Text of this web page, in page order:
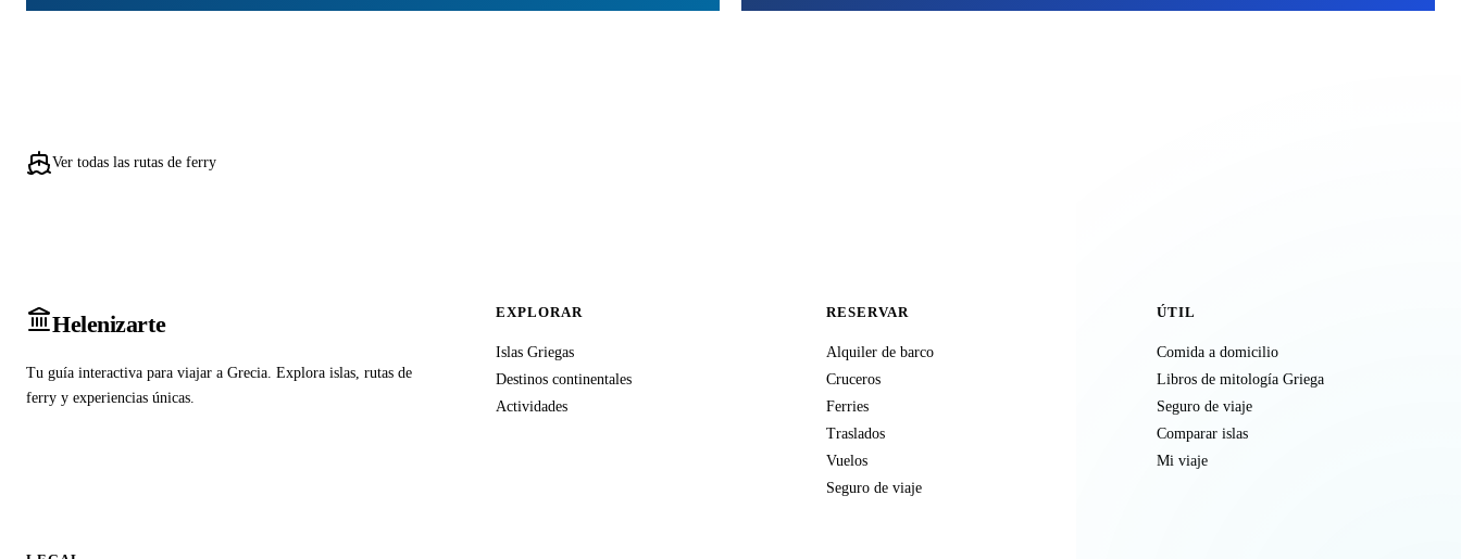
Ver todas las rutas de ferry
Helenizarte
Tu guía interactiva para viajar a Grecia. Explora islas, rutas de
ferry y experiencias únicas.
EXPLORAR
Islas Griegas
Destinos continentales
Actividades
RESERVAR
Alquiler de barco
Cruceros
Ferries
Traslados
Vuelos
Seguro de viaje
ÚTIL
Comida a domicilio
Libros de mitología Griega
Seguro de viaje
Comparar islas
Mi viaje